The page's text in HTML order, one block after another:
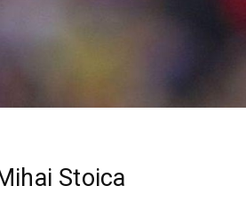
Stoica